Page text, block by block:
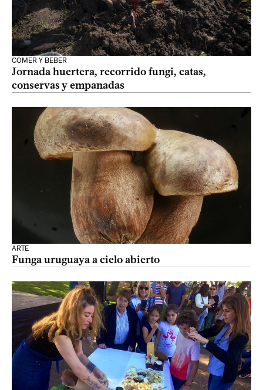
COMER Y BEBER
Jornada huertera, recorrido fungi, catas,
conservas y empanadas
ARTE
Funga uruguaya a cielo abierto